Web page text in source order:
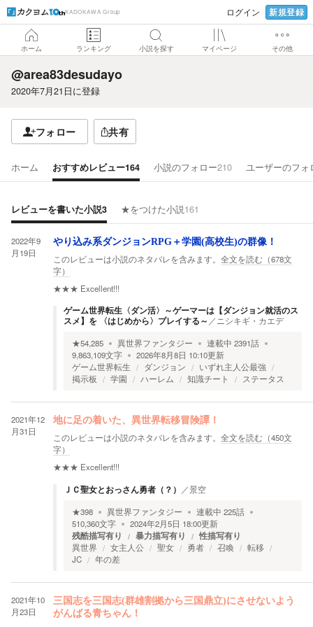
KADOKAWA Group ログイン 新規登録
ホーム ランキング 小説を探す マイページ その他
@area83desudayo
2020年7月21日に登録
フォロー 共有
ホーム おすすめレビュー164 小説のフォロー210 ユーザーのフォ
レビューを書いた小説3 ★をつけた小説161
2022年9
月19日
やり込み系ダンジョンRPG＋学園(高校生)の群像！
このレビューは小説のネタバレを含みます。 全文を読む（678文
字）
★★★ Excellent!!!
ゲーム世界転生〈ダン活〉～ゲーマーは【ダンジョン就活のス
スメ】を 〈はじめから〉プレイする～ ／ ニシキギ・カエデ
★54,285 異世界ファンタジー 連載中 2391話
9,863,109文字 2026年8月8日 10:10更新
ゲーム世界転生
ダンジョン
いずれ主人公最強
掲示板
学園 ハーレム 知識チート ステータス
2021年12
月31日
地に足の着いた、異世界転移冒険譚！
このレビューは小説のネタバレを含みます。 全文を読む（450文
字）
★★★ Excellent!!!
ＪＣ聖女とおっさん勇者（？） ／景空
★398 異世界ファンタジー 連載中 225話
510,360文字 2024年2月5日 18:00更新
残酷描写有り 暴力描写有り 性描写有り
異世界 女主人公 聖女 勇者 召喚
転移
JC
年の差
2021年10
月23日
三国志を三国志(群雄割拠から三国鼎立)にさせないよう
がんばる青ちゃん！